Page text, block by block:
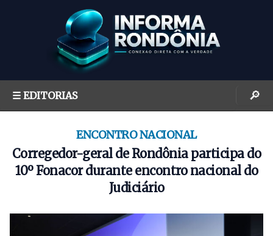
☰ EDITORIAS 🔎
ENCONTRO NACIONAL
Corregedor-geral de Rondônia participa do
10º Fonacor durante encontro nacional do
Judiciário